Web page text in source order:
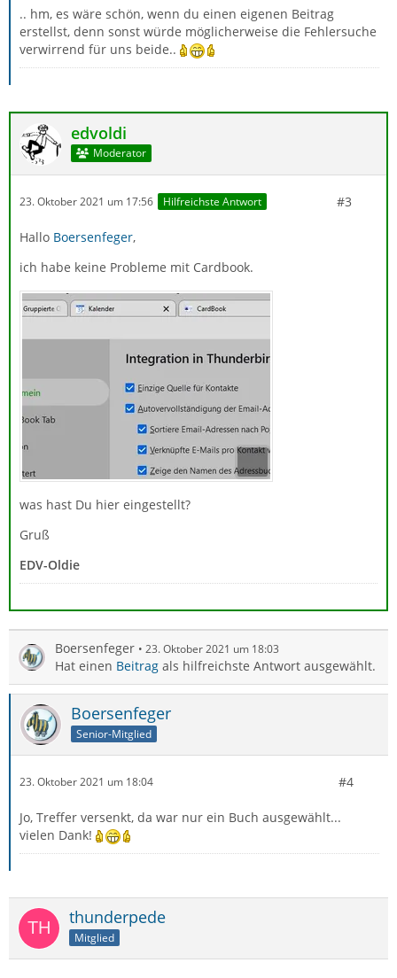
.. hm, es wäre schön, wenn du einen eigenen Beitrag
erstellst, denn sonst würde möglicherweise die Fehlersuche
verwirrend für uns beide..
edvoldi
Moderator
23. Oktober 2021 um 17:56 Hilfreichste Antwort #3
Hallo Boersenfeger,
ich habe keine Probleme mit Cardbook.
was hast Du hier eingestellt?
Gruß
EDV-Oldie
Boersenfeger 23. Oktober 2021 um 18:03
Hat einen Beitrag als hilfreichste Antwort ausgewählt.
Boersenfeger
Senior-Mitglied
23. Oktober 2021 um 18:04 #4
Jo, Treffer versenkt, da war nur ein Buch ausgewählt...
vielen Dank!
thunderpede
Mitglied